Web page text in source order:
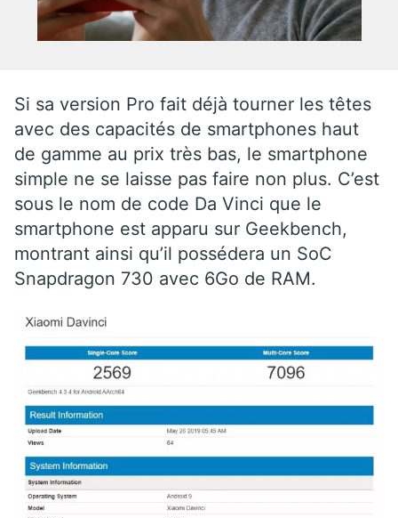
Si sa version Pro fait déjà tourner les têtes
avec des capacités de smartphones haut
de gamme au prix très bas, le smartphone
simple ne se laisse pas faire non plus. C’est
sous le nom de code Da Vinci que le
smartphone est apparu sur Geekbench,
montrant ainsi qu’il possédera un SoC
Snapdragon 730 avec 6Go de RAM.